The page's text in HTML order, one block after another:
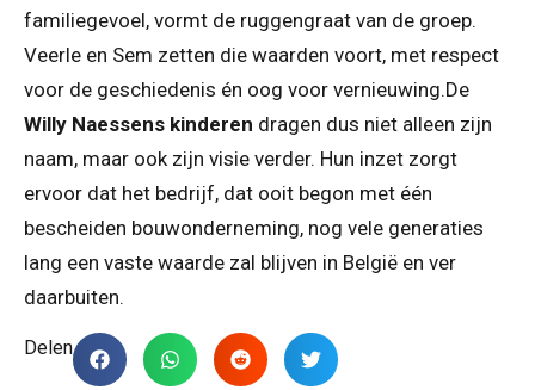
familiegevoel, vormt de ruggengraat van de groep.
Veerle en Sem zetten die waarden voort, met respect
voor de geschiedenis én oog voor vernieuwing.De
Willy Naessens kinderen dragen dus niet alleen zijn
naam, maar ook zijn visie verder. Hun inzet zorgt
ervoor dat het bedrijf, dat ooit begon met één
bescheiden bouwonderneming, nog vele generaties
lang een vaste waarde zal blijven in België en ver
daarbuiten.
Delen